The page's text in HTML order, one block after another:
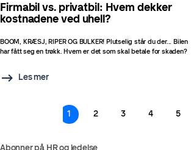
Firmabil vs. privatbil: Hvem dekker
kostnadene ved uhell?
BOOM, KRÆSJ, RIPER OG BULKER! Plutselig står du der... Bilen
har fått seg en trøkk. Hvem er det som skal betale for skaden?
Les mer
Nåværende
side
1 Page
2 Page
3 Page
4 Page
5
Abonner på HR og ledelse